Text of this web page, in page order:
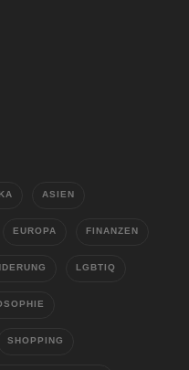
ASIEN
EUROPA FINANZEN
LGBTIQ
SHOPPING